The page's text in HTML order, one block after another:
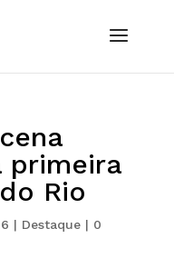
primeira
Rio
| Destaque| 0